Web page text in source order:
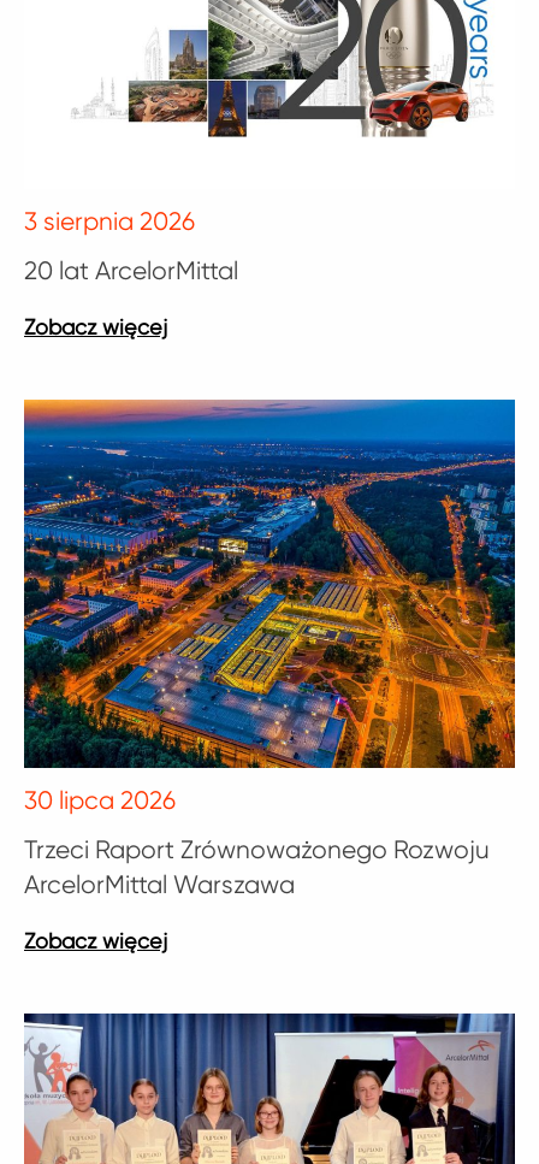
20 lat ArcelorMittal
3 sierpnia 2026
Trzeci Raport Zrównoważonego Rozwoju
ArcelorMittal Warszawa
30 lipca 2026